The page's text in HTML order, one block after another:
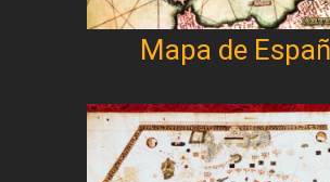
Mapa de